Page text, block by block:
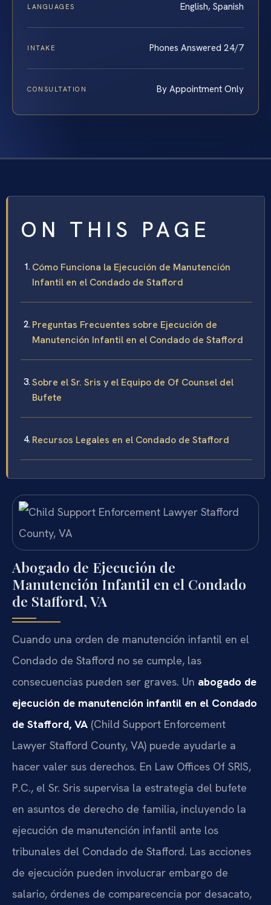
LANGUAGES English, Spanish
INTAKE Phones Answered 24/7
CONSULTATION By Appointment Only
ON THIS PAGE
Cómo Funciona la Ejecución de Manutención
Infantil en el Condado de Stafford
Preguntas Frecuentes sobre Ejecución de
Manutención Infantil en el Condado de Stafford
Sobre el Sr. Sris y el Equipo de Of Counsel del
Bufete
Recursos Legales en el Condado de Stafford
Abogado de Ejecución de
Manutención Infantil en el Condado
de Stafford, VA
Cuando una orden de manutención infantil en el
Condado de Stafford no se cumple, las
consecuencias pueden ser graves. Un abogado de
ejecución de manutención infantil en el Condado
de Stafford, VA (Child Support Enforcement
Lawyer Stafford County, VA) puede ayudarle a
hacer valer sus derechos. En Law Offices Of SRIS,
P.C., el Sr. Sris supervisa la estrategia del bufete
en asuntos de derecho de familia, incluyendo la
ejecución de manutención infantil ante los
tribunales del Condado de Stafford. Las acciones
de ejecución pueden involucrar embargo de
salario, órdenes de comparecencia por desacato,